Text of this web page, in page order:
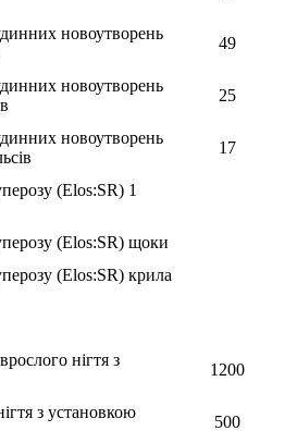
новоутворень
49
новоутворень
25
новоутворень
17
(Elos:SR) 1
(Elos:SR) щоки
(Elos:SR) крила
нігтя з
1200
з установкою
500